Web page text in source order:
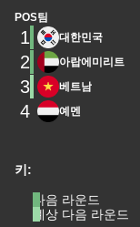
키:
다음 라운드
예상 다음 라운드
POS팀
1 대한민국
2 아랍에미리트
3 베트남
4 예멘